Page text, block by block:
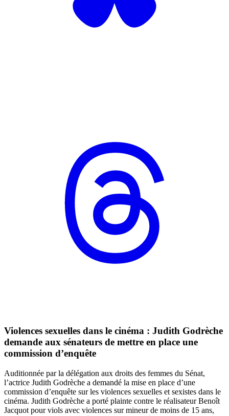
Violences sexuelles dans le cinéma : Judith Godrèche
demande aux sénateurs de mettre en place une
commission d’enquête
Auditionnée par la délégation aux droits des femmes du Sénat,
l’actrice Judith Godrèche a demandé la mise en place d’une
commission d’enquête sur les violences sexuelles et sexistes dans le
cinéma. Judith Godrèche a porté plainte contre le réalisateur Benoît
Jacquot pour viols avec violences sur mineur de moins de 15 ans,